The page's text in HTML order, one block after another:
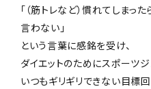
「（筋トレなど）慣れてしまっ
言わない」
という言葉に感銘を受け、
ダイエットのためにスポーツジ
いつもギリギリできない目標